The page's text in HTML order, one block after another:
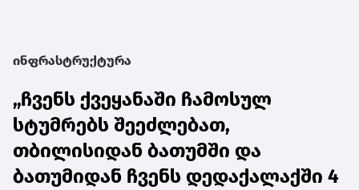
ინფრასტრუქტურა
„ჩვენს ქვეყანაში ჩამოსულ
სტუმრებს შეეძლებათ,
თბილისიდან ბათუმში და
ბათუმიდან ჩვენს დედაქალაქში 4